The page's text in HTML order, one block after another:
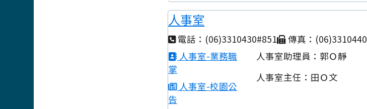
人事室
電話：(06)3310430#851
傳真：(06)3310440
人事室-業務職
掌
人事室-校園公
告
人事室助理員：郭Ｏ靜
人事室主任：田Ｏ文